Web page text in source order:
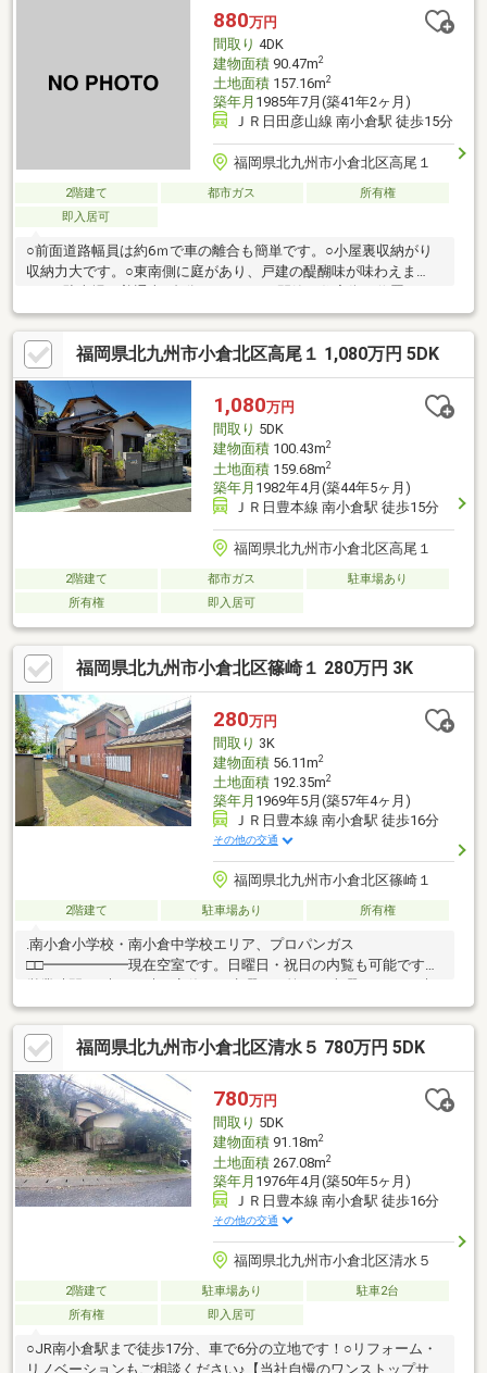
でワンストップでラクラク♪セットでローンにすると支払い負担の
少ないリフォームプランも是非、ご検討ください♪
880万円
間取り 4DK
建物面積90.47m2
土地面積157.16m2
築年月 1985年7月(築41年2ヶ月)
ＪＲ日田彦山線 南小倉駅 徒歩15分
福岡県北九州市小倉北区高尾１
2階建て 都市ガス
所有権
即入居可
○前面道路幅員は約6ｍで車の離合も簡単です。○小屋裏収納がり
収納力大です。○東南側に庭があり、戸建の醍醐味が味わえま
います。
福岡県北九州市小倉北区高尾１ 1,080万円 5DK
1,080万円
間取り 5DK
建物面積100.43m2
土地面積159.68m2
築年月 1982年4月(築44年5ヶ月)
ＪＲ日豊本線 南小倉駅 徒歩15分
福岡県北九州市小倉北区高尾１
2階建て 都市ガス
駐車場あり
所有権
即入居可
福岡県北九州市小倉北区篠崎１ 280万円 3K
280万円
間取り 3K
建物面積56.11m2
土地面積192.35m2
築年月 1969年5月(築57年4ヶ月)
ＪＲ日豊本線 南小倉駅 徒歩16分
その他の交通
福岡県北九州市小倉北区篠崎１
2階建て 駐車場あり 所有権
.南小倉小学校・南小倉中学校エリア、プロパンガス
□□━━━━━━現在空室です。日曜日・祝日の内覧も可能です。
間帯はお電話でのお問い合わせがスムーズにご案内できます。右
下の電話ボタンをタッチ！もしくはお気軽にお電話ください ＞＞
＞0120-210-393━━━━━━□□
福岡県北九州市小倉北区清水５ 780万円 5DK
780万円
間取り 5DK
建物面積91.18m2
土地面積267.08m2
築年月 1976年4月(築50年5ヶ月)
ＪＲ日豊本線 南小倉駅 徒歩16分
その他の交通
福岡県北九州市小倉北区清水５
2階建て 駐車場あり
駐車2台
所有権
即入居可
○JR南小倉駅まで徒歩17分、車で6分の立地です！○リフォーム・
リノベーションもご相談ください♪【当社自慢のワンストップサー